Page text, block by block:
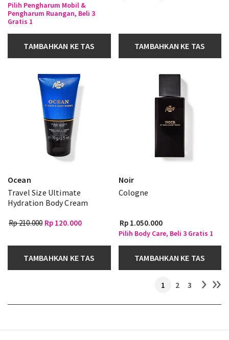
Pilih Pengharum Mobil &
Pengharum Ruangan, Beli 3
Gratis 1
TAMBAHKAN KE TAS TAMBAHKAN KE TAS
Ocean
Travel Size Ultimate
Hydration Body Cream
Rp 210.000 Rp 120.000
TAMBAHKAN KE TAS
Noir
Cologne
Rp 1.050.000
Pilih Body Care, Beli 3 Gratis 1
TAMBAHKAN KE TAS
1 2 3